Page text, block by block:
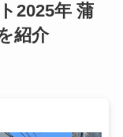
2025年 蒲
紹介